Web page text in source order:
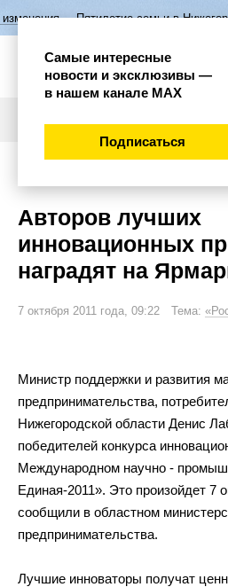
Пятилетие семьи в Нижегородской
Авторов лучших
инновационных
наградят на
7 октября 2011 года, 09:22 Тема:
Министр поддержки и развития
предпринимательства,
Нижегородской области Денис
победителей конкурса
Международном научно -
Единая-2011». Это произойдет 7
сообщили в областном
предпринимательства.
Лучшие инноваторы получат
Самые интересные
новости и эксклюзивы —
в нашем канале МАХ
Подписаться